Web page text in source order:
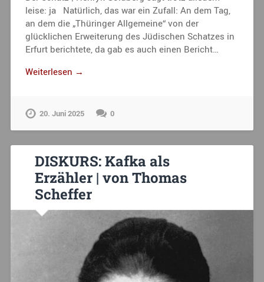
leise: ja Natürlich, das war ein Zufall: An dem Tag,
an dem die „Thüringer Allgemeine“ von der
glücklichen Erweiterung des Jüdischen Schatzes in
Erfurt berichtete, da gab es auch einen Bericht…
Weiterlesen →
20. Juni 2025 0
DISKURS: Kafka als
Erzähler | von Thomas
Scheffer